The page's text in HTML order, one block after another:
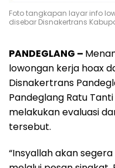
Foto tangkapan layar info
disebar Disnakertrans
PANDEGLANG –
lowongan kerja hoax
Disnakertrans
Pandeglang Ratu
melakukan evaluasi
tersebut.
“Insyallah akan